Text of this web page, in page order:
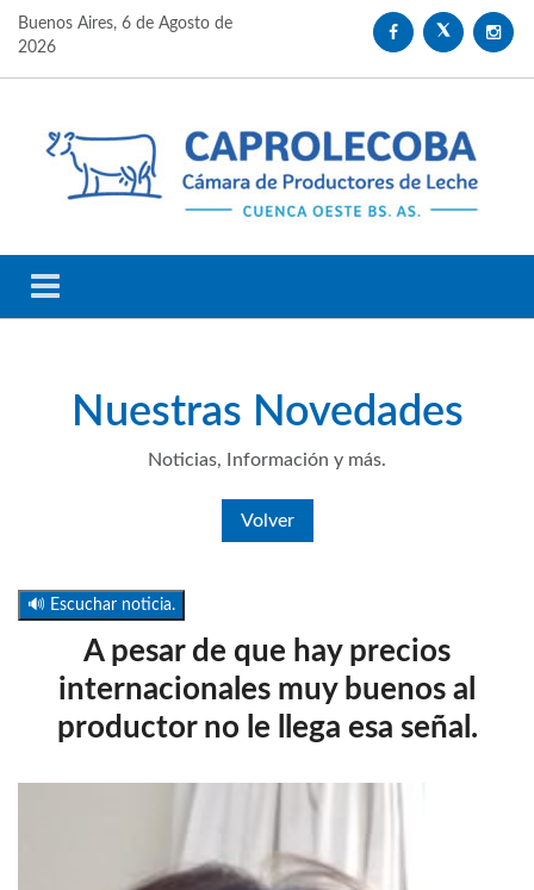
Buenos Aires, 6 de Agosto de
2026
Nuestras Novedades
Noticias, Información y más.
Volver
🔊 Escuchar noticia.
A pesar de que hay precios
internacionales muy buenos al
productor no le llega esa señal.